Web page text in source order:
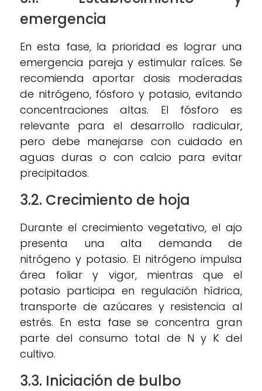
emergencia
En esta fase, la prioridad es lograr una
emergencia pareja y estimular raíces. Se
recomienda aportar dosis moderadas
de nitrógeno, fósforo y potasio, evitando
concentraciones altas. El fósforo es
relevante para el desarrollo radicular,
pero debe manejarse con cuidado en
aguas duras o con calcio para evitar
precipitados.
3.2. Crecimiento de hoja
Durante el crecimiento vegetativo, el ajo
presenta una alta demanda de
nitrógeno y potasio. El nitrógeno impulsa
área foliar y vigor, mientras que el
potasio participa en regulación hídrica,
transporte de azúcares y resistencia al
estrés. En esta fase se concentra gran
parte del consumo total de N y K del
cultivo.
3.3. Iniciación de bulbo